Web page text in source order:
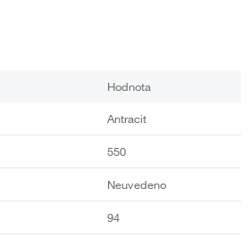
Hodnota
Antracit
550
Neuvedeno
94